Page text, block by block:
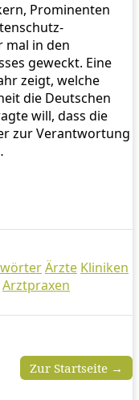
Prominenten
mal in den
geweckt. Eine
zeigt, welche
die Deutschen
will, dass die
zur Verantwortung
Ärzte Kliniken
Arztpraxen
Zur Startseite →